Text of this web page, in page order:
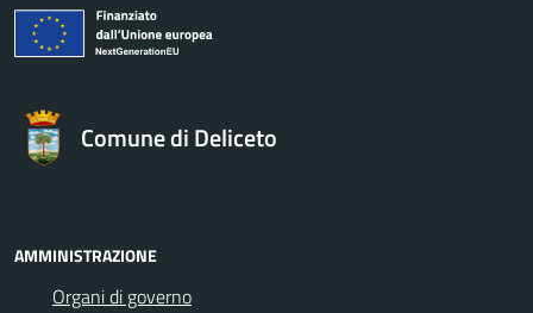
Comune di Deliceto
AMMINISTRAZIONE
Organi di governo